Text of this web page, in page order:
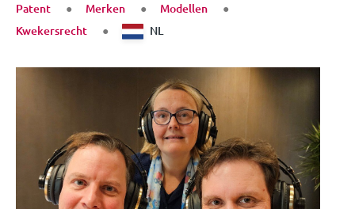
Patent Merken
Modellen
Kwekersrecht
NL